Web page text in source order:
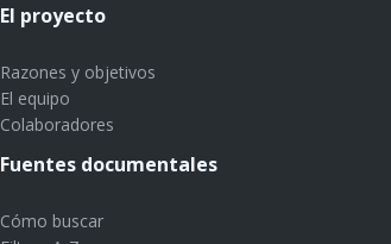
El proyecto
Razones y objetivos
El equipo
Colaboradores
Fuentes documentales
Cómo buscar